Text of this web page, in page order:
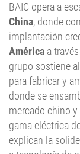
BAIC opera a
China, donde
implantación
América a
grupo sostiene
para fabricar y
donde se
mercado chino
gama eléctrica
explican la